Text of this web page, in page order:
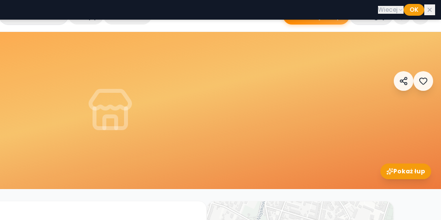
Zaloguj
Pokaż łup
Wiecej OK